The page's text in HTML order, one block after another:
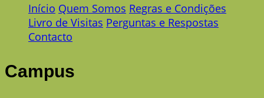
Início Quem Somos Regras e Condições
Livro de Visitas Perguntas e Respostas
Contacto
Campus